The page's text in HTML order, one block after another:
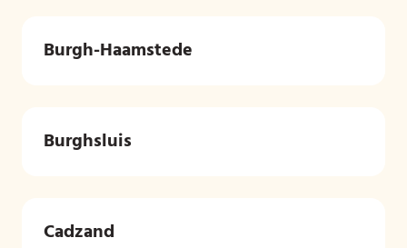
Burgh-Haamstede
Burghsluis
Cadzand